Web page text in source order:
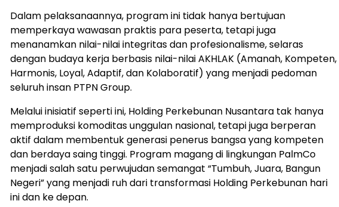
Dalam pelaksanaannya, program ini tidak hanya bertujuan
memperkaya wawasan praktis para peserta, tetapi juga
menanamkan nilai-nilai integritas dan profesionalisme, selaras
dengan budaya kerja berbasis nilai-nilai AKHLAK (Amanah, Kompeten,
Harmonis, Loyal, Adaptif, dan Kolaboratif) yang menjadi pedoman
seluruh insan PTPN Group.
Melalui inisiatif seperti ini, Holding Perkebunan Nusantara tak hanya
memproduksi komoditas unggulan nasional, tetapi juga berperan
aktif dalam membentuk generasi penerus bangsa yang kompeten
dan berdaya saing tinggi. Program magang di lingkungan PalmCo
menjadi salah satu perwujudan semangat “Tumbuh, Juara, Bangun
Negeri” yang menjadi ruh dari transformasi Holding Perkebunan hari
ini dan ke depan.